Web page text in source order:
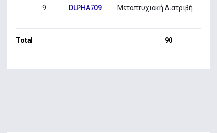
9 DLPHA709 Μεταπτυχιακή Διατριβή
Total 90